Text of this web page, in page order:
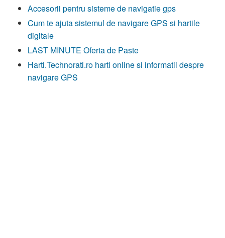
Accesorii pentru sisteme de navigatie gps
Cum te ajuta sistemul de navigare GPS si hartile
digitale
LAST MINUTE Oferta de Paste
Harti.Technorati.ro harti online si informatii despre
navigare GPS